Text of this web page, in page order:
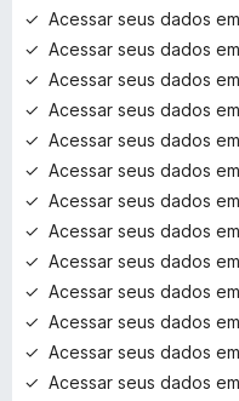
Acessar seus dados
Acessar seus dados
Acessar seus dados
Acessar seus dados
Acessar seus dados
Acessar seus dados
Acessar seus dados
Acessar seus dados
Acessar seus dados
Acessar seus dados
Acessar seus dados
Acessar seus dados
Acessar seus dados